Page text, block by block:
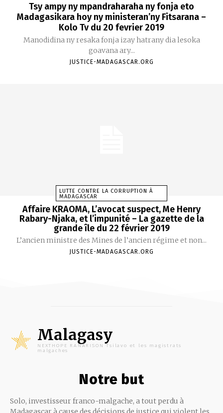
Tsy ampy ny mpandraharaha ny fonja eto
Madagasikara hoy ny ministeran’ny Fitsarana –
Kolo Tv du 20 fevrier 2019
Manodidina ny resaka fonja izay hatrany dia lesoka
goavana ary...
JUSTICE-MADAGASCAR.ORG
LUTTE CONTRE LA CORRUPTION À
MADAGASCAR
Affaire KRAOMA, L’avocat suspect, Me Henry
Rabary-Njaka, et l’impunité – La gazette de la
grande île du 22 février 2019
L’ancien ministre des Mines de l’ancien régime et non...
JUSTICE-MADAGASCAR.ORG
Malagasy
NEXTHOPE RANARISON Tsilavo et les magistrats
malgaches
Notre but
Solo, investisseur franco-malgache, a tout perdu à